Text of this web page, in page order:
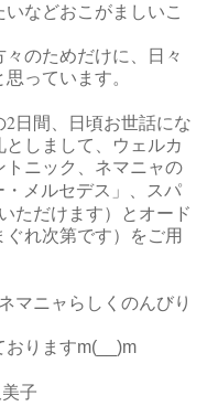
などおこがましいこ
のためだけに、日々
っています。
2日間、日頃お世話にな
しまして、ウェルカ
トニック、ネマニャの
メルセデス」、スパ
ただけます）とオード
れ次第です）をご用
マニャらしくのんびり
おりますm(__)m
子